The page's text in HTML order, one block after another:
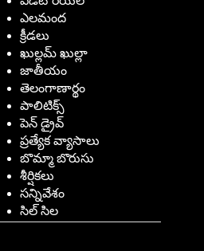
ఎలమంద
క్రీడలు
ఖుల్లమ్ ఖుల్లా
జాతీయం
తెలంగాణార్థం
పాలిటిక్స్
పెన్ డ్రైవ్
ప్రత్యేక వ్యాసాలు
బొమ్మా బొరుసు
శీర్షికలు
సన్నివేశం
సిల్ సిల